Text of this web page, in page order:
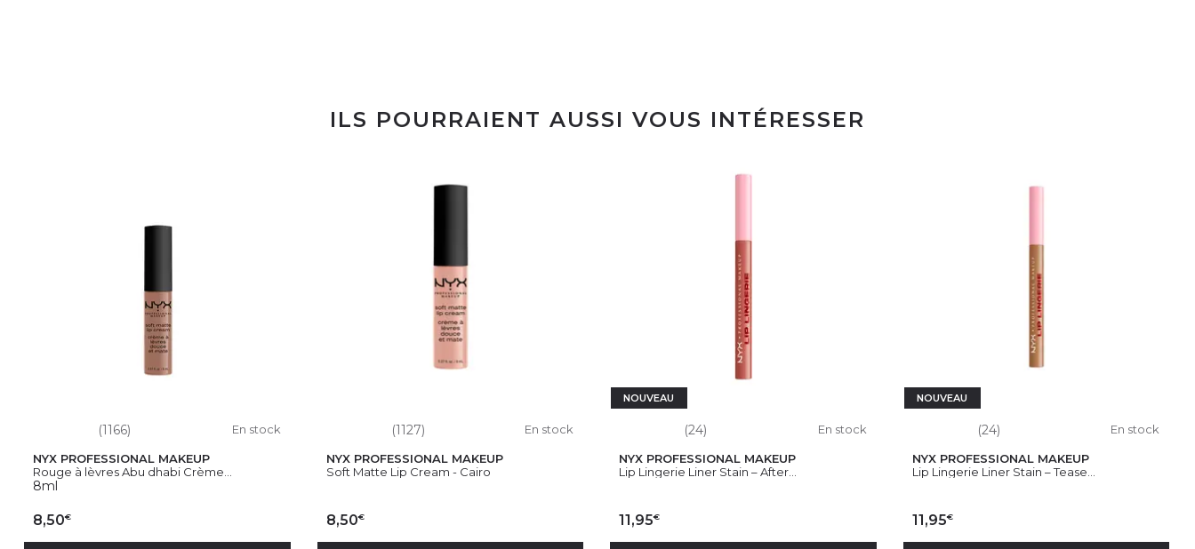
ILS POURRAIENT AUSSI VOUS INTÉRESSER
(1166) En stock
NYX PROFESSIONAL MAKEUP
Rouge à lèvres Abu dhabi Crème...
8ml
8,50€
(1127) En stock
NYX PROFESSIONAL MAKEUP
Soft Matte Lip Cream - Cairo
8,50€
NOUVEAU
(24) En stock
NYX PROFESSIONAL MAKEUP
Lip Lingerie Liner Stain – After...
11,95€
NOUVEAU
(24) En stock
NYX PROFESSIONAL MAKEUP
Lip Lingerie Liner Stain – Tease...
11,95€